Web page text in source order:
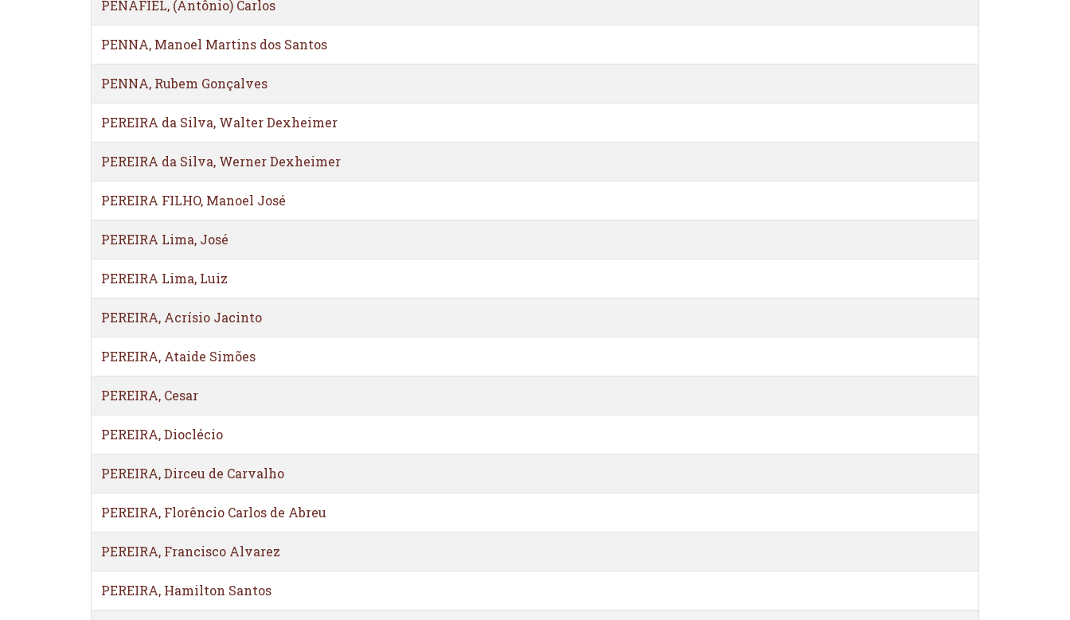
PENAFIEL, (Antônio) Carlos
PENNA, Manoel Martins dos Santos
PENNA, Rubem Gonçalves
PEREIRA da Silva, Walter Dexheimer
PEREIRA da Silva, Werner Dexheimer
PEREIRA FILHO, Manoel José
PEREIRA Lima, José
PEREIRA Lima, Luiz
PEREIRA, Acrísio Jacinto
PEREIRA, Ataide Simões
PEREIRA, Cesar
PEREIRA, Dioclécio
PEREIRA, Dirceu de Carvalho
PEREIRA, Florêncio Carlos de Abreu
PEREIRA, Francisco Alvarez
PEREIRA, Hamilton Santos